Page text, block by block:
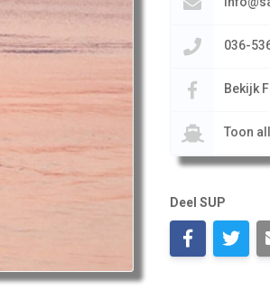
036-
Bekijk
Toon
Deel SUP